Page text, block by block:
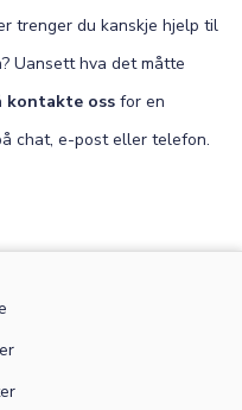
trenger du kanskje hjelp til
Uansett hva det måtte
kontakte oss for en
chat, e-post eller telefon.